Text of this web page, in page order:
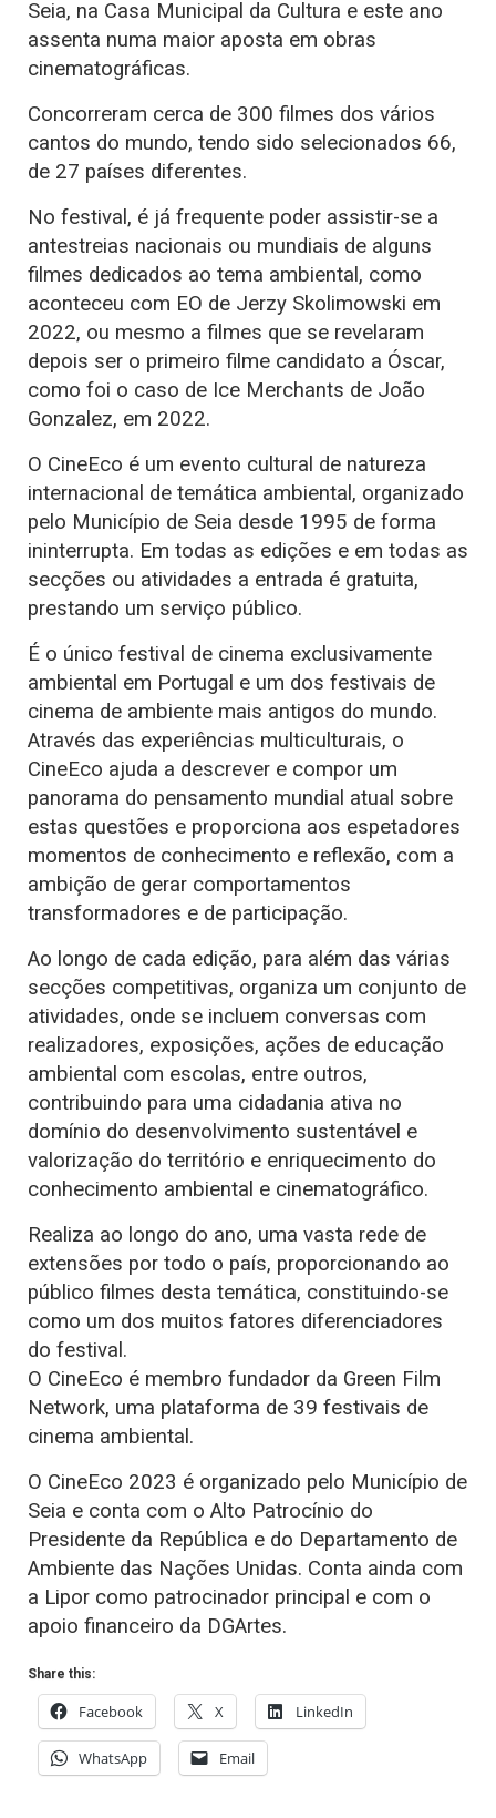
Seia, na Casa Municipal da Cultura e este ano
assenta numa maior aposta em obras
cinematográficas.
Concorreram cerca de 300 filmes dos vários
cantos do mundo, tendo sido selecionados 66,
de 27 países diferentes.
No festival, é já frequente poder assistir-se a
antestreias nacionais ou mundiais de alguns
filmes dedicados ao tema ambiental, como
aconteceu com EO de Jerzy Skolimowski em
2022, ou mesmo a filmes que se revelaram
depois ser o primeiro filme candidato a Óscar,
como foi o caso de Ice Merchants de João
Gonzalez, em 2022.
O CineEco é um evento cultural de natureza
internacional de temática ambiental, organizado
pelo Município de Seia desde 1995 de forma
ininterrupta. Em todas as edições e em todas as
secções ou atividades a entrada é gratuita,
prestando um serviço público.
É o único festival de cinema exclusivamente
ambiental em Portugal e um dos festivais de
cinema de ambiente mais antigos do mundo.
Através das experiências multiculturais, o
CineEco ajuda a descrever e compor um
panorama do pensamento mundial atual sobre
estas questões e proporciona aos espetadores
momentos de conhecimento e reflexão, com a
ambição de gerar comportamentos
transformadores e de participação.
Ao longo de cada edição, para além das várias
secções competitivas, organiza um conjunto de
atividades, onde se incluem conversas com
realizadores, exposições, ações de educação
ambiental com escolas, entre outros,
contribuindo para uma cidadania ativa no
domínio do desenvolvimento sustentável e
valorização do território e enriquecimento do
conhecimento ambiental e cinematográfico.
Realiza ao longo do ano, uma vasta rede de
extensões por todo o país, proporcionando ao
público filmes desta temática, constituindo-se
como um dos muitos fatores diferenciadores
do festival.
O CineEco é membro fundador da Green Film
Network, uma plataforma de 39 festivais de
cinema ambiental.
O CineEco 2023 é organizado pelo Município de
Seia e conta com o Alto Patrocínio do
Presidente da República e do Departamento de
Ambiente das Nações Unidas. Conta ainda com
a Lipor como patrocinador principal e com o
apoio financeiro da DGArtes.
Share this:
Facebook X LinkedIn
WhatsApp Email